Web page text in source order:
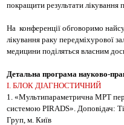
покращити результати лікування
На конференції обговоримо
лікування раку передміхурової
медицини поділяться власним
Детальна програма науково-
І. БЛОК ДІАГНОСТИЧНИЙ
1. «Мультипараметрична МРТ
системою PIRADS». Доповідач:
Груп, м. Київ